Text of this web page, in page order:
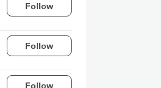
Follow
Follow
Follow